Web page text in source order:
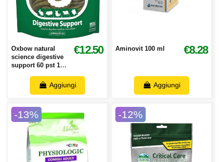
Oxbow natural
science digestive
support 60 pst 120
€12.50
Aggiungi
Aminovit 100 ml €8.28
Aggiungi
-13% -12%